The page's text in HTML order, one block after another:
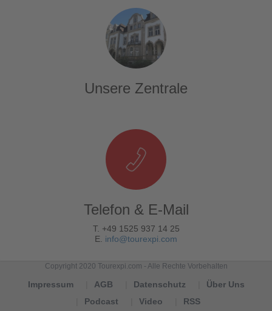
Unsere Zentrale
Telefon & E-Mail
T. +49 1525 937 14 25
E. info@tourexpi.com
Copyright 2020 Tourexpi.com - Alle Rechte Vorbehalten
Impressum AGB Datenschutz
Über Uns
Podcast
Video RSS